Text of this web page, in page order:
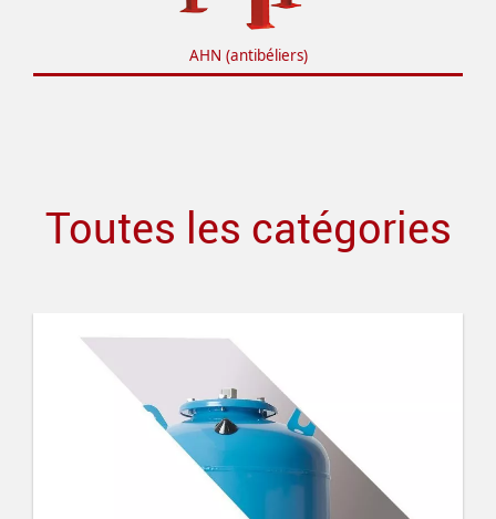
AHN (antibéliers)
Toutes les catégories